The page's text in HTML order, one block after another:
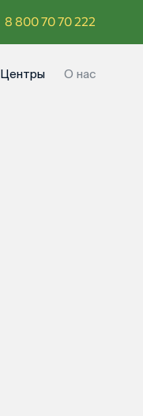
8 800 70 70 222
Центры О нас